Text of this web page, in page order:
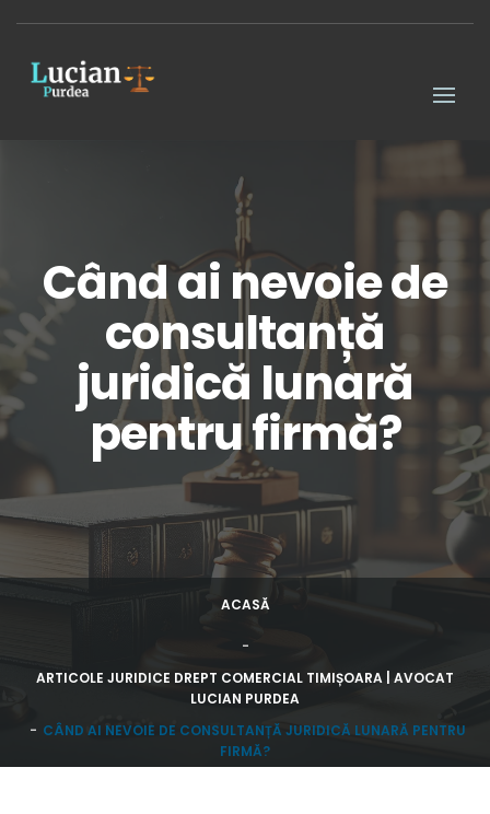
Când ai nevoie de
consultanță
juridică lunară
pentru firmă?
ACASĂ
ARTICOLE JURIDICE DREPT COMERCIAL TIMIȘOARA | AVOCAT
LUCIAN PURDEA
CÂND AI NEVOIE DE CONSULTANȚĂ JURIDICĂ LUNARĂ PENTRU
FIRMĂ?